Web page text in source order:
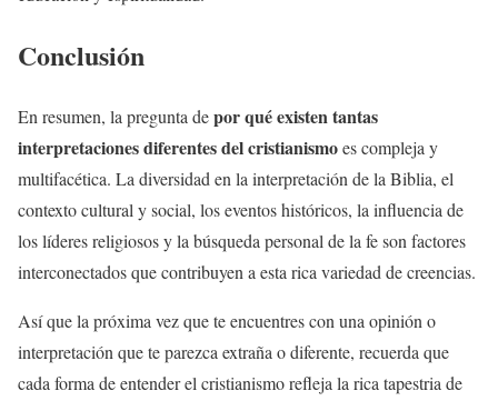
Conclusión
En resumen, la pregunta depor qué existen tantas
interpretaciones diferentes del cristianismoes compleja y
multifacética. La diversidad en la interpretación de la Biblia, el
contexto cultural y social, los eventos históricos, la influencia de
los líderes religiosos y la búsqueda personal de la fe son factores
interconectados que contribuyen a esta rica variedad de creencias.
Así que la próxima vez que te encuentres con una opinión o
interpretación que te parezca extraña o diferente, recuerda que
cada forma de entender el cristianismo refleja la rica tapestria de